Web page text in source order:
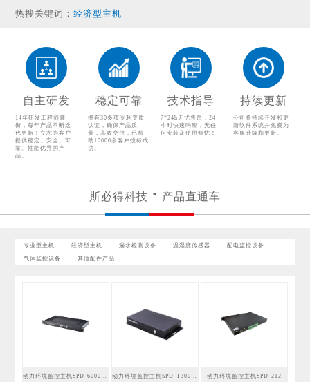
热搜关键词：经济型主机
温湿度传感器
配电监控设备
气体监控设备
其他配件产品
自主研发
14年研发工程师领
衔，每年产品不断迭
代更新！立志为客户
提供稳定、安全、可
靠、性能优异的产
品。
稳定可靠
拥有30多项专利资质
认证，确保产品质
量，高效交付，已帮
助10000余客户投标成
功。
技术指导
7*24h无忧售后，24
小时快速响应，无任
何安装及使用烦忧！
持续更新
公司将持续开发和更
新软件系统并免费为
客服升级和更新。
斯必得科技 产品直通车
专业型主机 经济型主机 漏水检测设备 温湿度传感器 配电监控设备
气体监控设备 其他配件产品
动力环境监控主机SPD-212